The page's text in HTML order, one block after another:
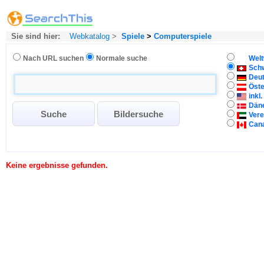
Sie sind hier: Webkatalog > Spiele > Computersp­iele
Nach URL suchen Normale suche
inkl.
Keine ergebnisse gefunden.